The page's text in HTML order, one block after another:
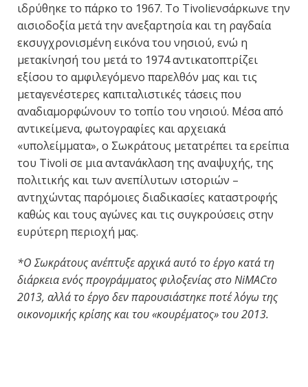
ιδρύθηκε το πάρκο το 1967. Το Tivoliενσάρκωνε την
αισιοδοξία μετά την ανεξαρτησία και τη ραγδαία
εκσυγχρονισμένη εικόνα του νησιού, ενώ η
μετακίνησή του μετά το 1974 αντικατοπτρίζει
εξίσου το αμφιλεγόμενο παρελθόν μας και τις
μεταγενέστερες καπιταλιστικές τάσεις που
αναδιαμορφώνουν το τοπίο του νησιού. Μέσα από
αντικείμενα, φωτογραφίες και αρχειακά
«υπολείμματα», ο Σωκράτους μετατρέπει τα ερείπια
του Tivoli σε μια αντανάκλαση της αναψυχής, της
πολιτικής και των ανεπίλυτων ιστοριών –
αντηχώντας παρόμοιες διαδικασίες καταστροφής
καθώς και τους αγώνες και τις συγκρούσεις στην
ευρύτερη περιοχή μας.
*Ο Σωκράτους ανέπτυξε αρχικά αυτό το έργο κατά τη
διάρκεια ενός προγράμματος φιλοξενίας στοNiMACτο
2013, αλλά το έργο δεν παρουσιάστηκε ποτέ λόγω της
οικονομικής κρίσης και του «κουρέματος» του 2013.